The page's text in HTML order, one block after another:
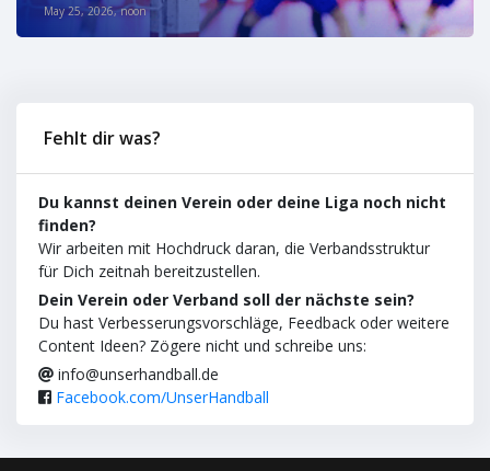
May 25, 2026, noon
Fehlt dir was?
Du kannst deinen Verein oder deine Liga noch nicht
finden?
Wir arbeiten mit Hochdruck daran, die Verbandsstruktur
für Dich zeitnah bereitzustellen.
Dein Verein oder Verband soll der nächste sein?
Du hast Verbesserungsvorschläge, Feedback oder weitere
Content Ideen? Zögere nicht und schreibe uns:
info@unserhandball.de
Facebook.com/UnserHandball